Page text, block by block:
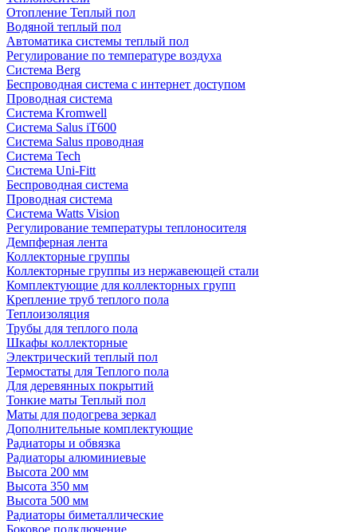
Отопление Теплый пол
Водяной теплый пол
Автоматика системы теплый пол
Регулирование по температуре воздуха
Система Berg
Беспроводная система с интернет доступом
Проводная система
Система Kromwell
Система Salus iT600
Система Salus проводная
Система Tech
Система Uni-Fitt
Беспроводная система
Проводная система
Система Watts Vision
Регулирование температуры теплоносителя
Демпферная лента
Коллекторные группы
Коллекторные группы из нержавеющей стали
Комплектующие для коллекторных групп
Крепление труб теплого пола
Теплоизоляция
Трубы для теплого пола
Шкафы коллекторные
Электрический теплый пол
Термостаты для Теплого пола
Для деревянных покрытий
Тонкие маты Теплый пол
Маты для подогрева зеркал
Дополнительные комплектующие
Радиаторы и обвязка
Радиаторы алюминиевые
Высота 200 мм
Высота 350 мм
Высота 500 мм
Радиаторы биметаллические
Боковое подключение